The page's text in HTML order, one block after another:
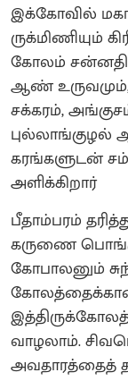
இக்கோவில்
ருக்மிணியும்
கோலம் சன்னதி
ஆண் உருவமும்,
சக்கரம்,
புல்லாங்குழல்
கரங்களுடன்
அளிக்கிறார்
பீதாம்பரம்
கருணை
கோபாலனும்
வாழலாம்.
அவதாரத்தைத்